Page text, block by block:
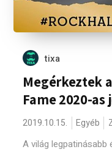
tixa
Megérkeztek
Fame 2020-
2019.10.15. Egyéb
A világ legpatinásabb